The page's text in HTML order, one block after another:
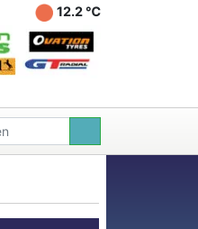
12.2 ℃